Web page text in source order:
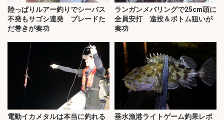
陸っぱりルアー釣りでシーバス
不発もサゴシ連発 ブレードた
だ巻きが奏功
ランガンメバリングで25cm頭に
全員安打 遠投＆ボトム狙いが
奏功
電動イカメタルは本当に釣れる
垂水漁港ライトゲーム釣果レポ